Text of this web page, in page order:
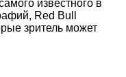
известного в
Red Bull
зритель может